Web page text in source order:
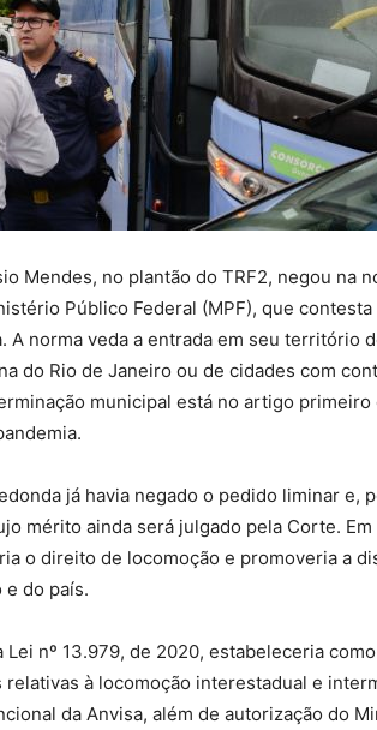
Mendes, no plantão do TRF2, negou na
Público Federal (MPF), que
A norma veda a entrada em seu território
do Rio de Janeiro ou de cidades com
municipal está no artigo
já havia negado o pedido liminar e,
mérito ainda será julgado pela Corte.
o direito de locomoção e promoveria a
do país.
nº 13.979, de 2020, estabeleceria
à locomoção interestadual e
da Anvisa, além de autorização do